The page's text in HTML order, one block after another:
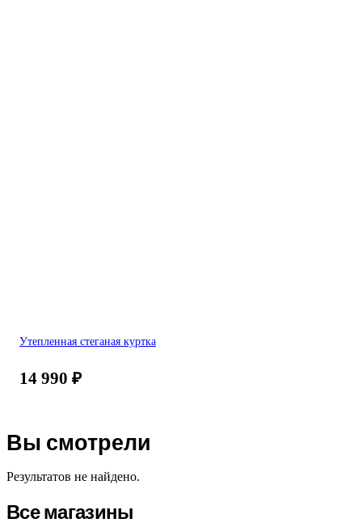
Утепленная стеганая куртка
14 990 ₽
Вы смотрели
Результатов не найдено.
Все магазины